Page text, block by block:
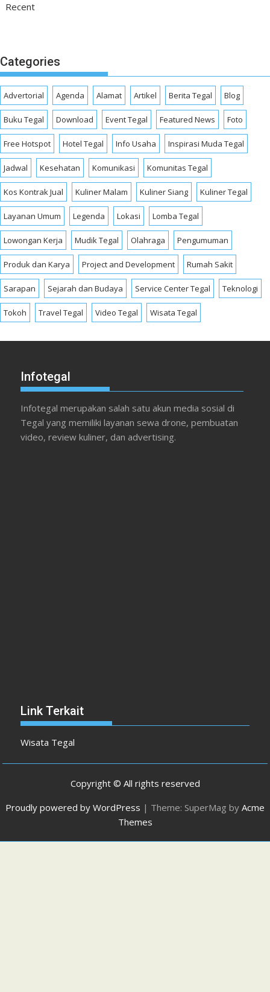
Recent
Categories
Advertorial Agenda Alamat Artikel Berita Tegal Blog
Buku Tegal Download Event Tegal Featured News Foto
Free Hotspot Hotel Tegal Info Usaha Inspirasi Muda Tegal
Jadwal Kesehatan Komunikasi Komunitas Tegal
Kos Kontrak Jual Kuliner Malam Kuliner Siang Kuliner Tegal
Layanan Umum Legenda Lokasi Lomba Tegal
Lowongan Kerja Mudik Tegal Olahraga Pengumuman
Produk dan Karya Project and Development Rumah Sakit
Sarapan Sejarah dan Budaya Service Center Tegal Teknologi
Tokoh Travel Tegal Video Tegal Wisata Tegal
Infotegal
Infotegal merupakan salah satu akun media sosial di
Tegal yang memiliki layanan sewa drone, pembuatan
video, review kuliner, dan advertising.
Link Terkait
Wisata Tegal
Copyright © All rights reserved
Proudly powered by WordPress | Theme: SuperMag by Acme
Themes